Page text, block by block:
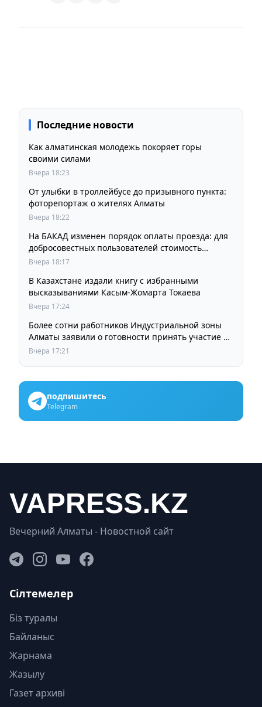
Последние новости
Как алматинская молодежь покоряет горы
своими силами
Вчера 18:23
От улыбки в троллейбусе до призывного пункта:
фоторепортаж о жителях Алматы
Вчера 18:22
На БАКАД изменен порядок оплаты проезда: для
добросовестных пользователей стоимость
остается прежней
Вчера 18:17
В Казахстане издали книгу с избранными
высказываниями Касым-Жомарта Токаева
Вчера 17:24
Более сотни работников Индустриальной зоны
Алматы заявили о готовности принять участие в
выборах членов Курылтая
Вчера 17:21
подпишитесь
Telegram
Вечерний Алматы - Новостной сайт
Сілтемелер
Біз туралы
Байланыс
Жарнама
Жазылу
Газет архиві